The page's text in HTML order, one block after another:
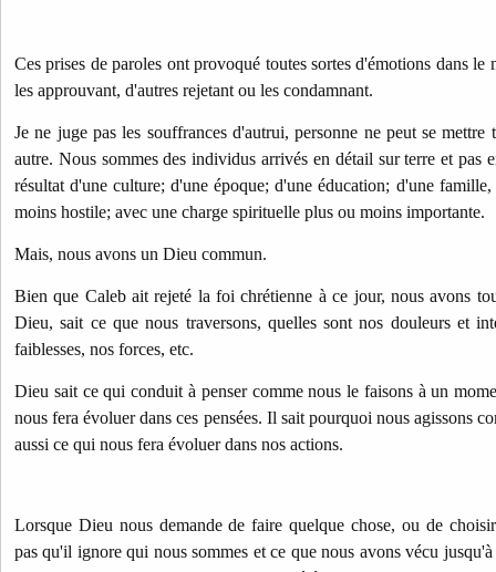
Ces prises de paroles ont provoqué toutes sortes d'émotions dans
les approuvant, d'autres rejetant ou les condamnant.
Je ne juge pas les souffrances d'autrui, personne ne peut se mettre
autre. Nous sommes des individus arrivés en détail sur terre et pas
résultat d'une culture; d'une époque; d'une éducation; d'une
moins hostile; avec une charge spirituelle plus ou moins importante.
Mais, nous avons un Dieu commun.
Bien que Caleb ait rejeté la foi chrétienne à ce jour, nous avons
Dieu, sait ce que nous traversons, quelles sont nos douleurs et
faiblesses, nos forces, etc.
Dieu sait ce qui conduit à penser comme nous le faisons à un
nous fera évoluer dans ces pensées. Il sait pourquoi nous agissons
aussi ce qui nous fera évoluer dans nos actions.
Lorsque Dieu nous demande de faire quelque chose, ou de
pas qu'il ignore qui nous sommes et ce que nous avons vécu